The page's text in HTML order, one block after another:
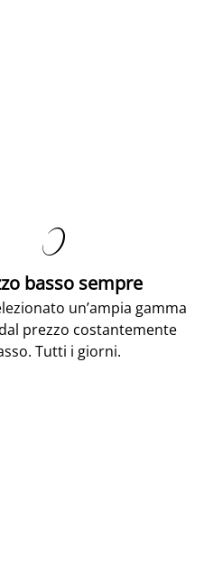

basso sempre
un’ampia gamma
prezzo costantemente
Tutti i giorni.